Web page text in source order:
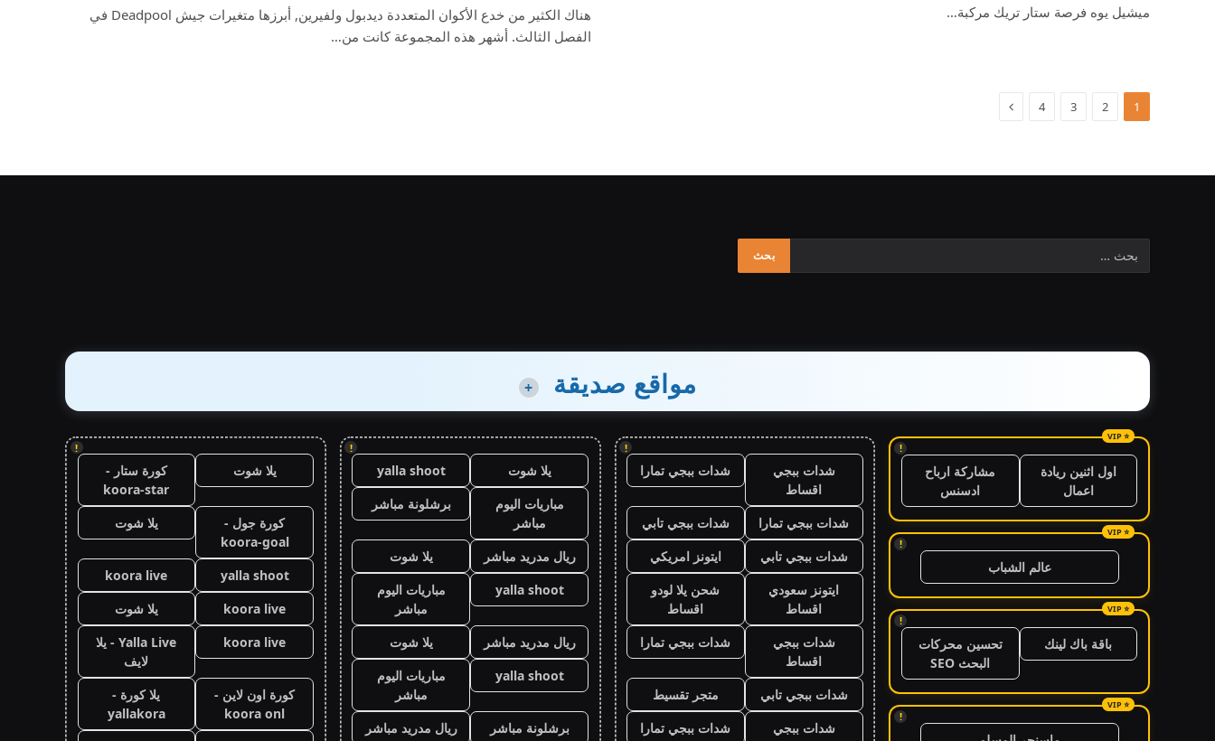
ميشيل يوه فرصة ستار تريك مركبة…
هناك الكثير من خدع الأكوان المتعددة ديدبول ولفيرين, أبرزها متغيرات جيش Deadpool في
الفصل الثالث. أشهر هذه المجموعة كانت من…
1
2
3
4
مواقع صديقة +
!
اول اثنين ريادة
اعمال
مشاركة ارباح
ادسنس
!
عالم الشباب
!
باقة باك لينك
تحسين محركات
البحث SEO
!
!
شدات ببجي
اقساط
شدات ببجي تمارا
شدات ببجي تمارا
شدات ببجي تابي
شدات ببجي تابي
ايتونز امريكي
ايتونز سعودي
اقساط
شحن يلا لودو
اقساط
شدات ببجي
اقساط
شدات ببجي تمارا
شدات ببجي تابي
متجر تقسيط
شدات ببجي
شدات ببجي تمارا
!
يلا شوت
yalla shoot
مباريات اليوم
مباشر
برشلونة مباشر
ريال مدريد مباشر
يلا شوت
yalla shoot
مباريات اليوم
مباشر
ريال مدريد مباشر
يلا شوت
yalla shoot
مباريات اليوم
مباشر
برشلونة مباشر
ريال مدريد مباشر
!
يلا شوت
كورة ستار -
koora-star
كورة جول -
koora-goal
يلا شوت
yalla shoot
koora live
koora live
يلا شوت
koora live
Yalla Live - يلا
لايف
كورة اون لاين -
koora onl
يلا كورة -
yallakora